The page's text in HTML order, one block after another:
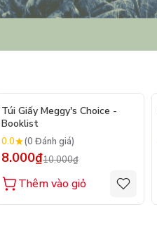
Túi Giấy Meggy's Choice -
Booklist
0.0 (0 Đánh giá)
8.000₫10.000₫
Thêm vào giỏ